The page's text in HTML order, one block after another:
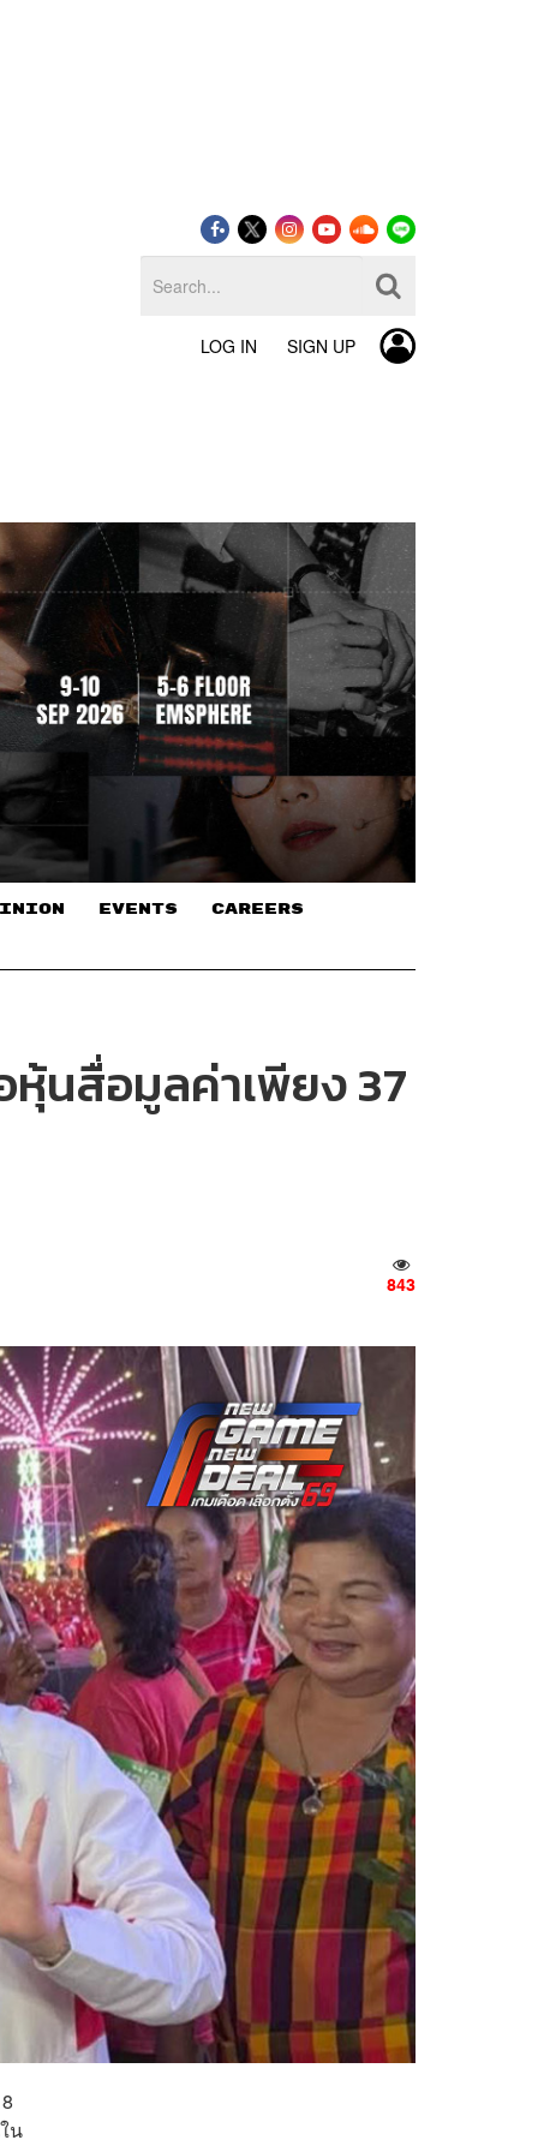
LOG IN SIGN UP
EVENTS CAREERS
หุ้นสื่อมูลค่าเพียง 37
843
น